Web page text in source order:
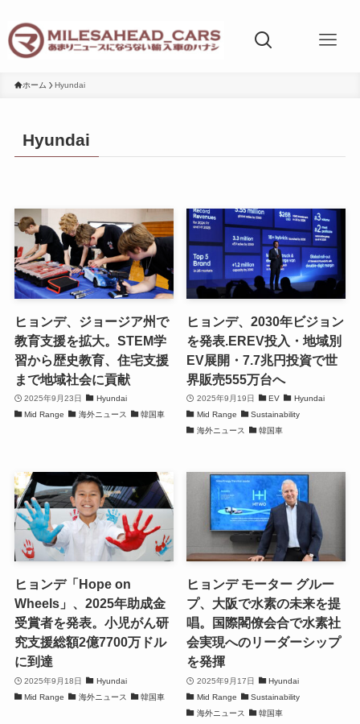
ホーム Hyundai
Hyundai
ヒョンデ、ジョージア州で
教育支援を拡大。STEM学
習から歴史教育、住宅支援
まで地域社会に貢献
2025年9月23日
Hyundai
Mid Range
海外ニュース 韓国車
ヒョンデ、2030年ビジョン
を発表.EREV投入・地域別
EV展開・7.7兆円投資で世
界販売555万台へ
2025年9月19日 EV
Hyundai
Mid Range
Sustainability
海外ニュース
韓国車
ヒョンデ「Hope on
Wheels」、2025年助成金
受賞者を発表。小児がん研
究支援総額2億7700万ドル
に到達
2025年9月18日
Hyundai
Mid Range
海外ニュース 韓国車
ヒョンデ モーター グルー
プ、大阪で水素の未来を提
唱。国際閣僚会合で水素社
会実現へのリーダーシップ
を発揮
2025年9月17日
Hyundai
Mid Range
Sustainability
海外ニュース
韓国車